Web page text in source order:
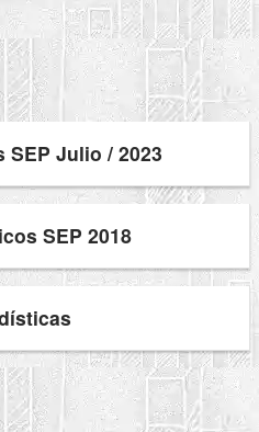
Julio / 2023
SEP 2018